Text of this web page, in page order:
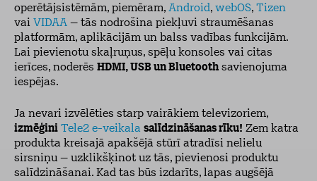
operētājsistēmām, piemēram, Android, webOS, Tizen
vai VIDAA – tās nodrošina piekļuvi straumēšanas
platformām, aplikācijām un balss vadības funkcijām.
Lai pievienotu skaļruņus, spēļu konsoles vai citas
ierīces, noderēs HDMI, USB un Bluetooth savienojuma
iespējas.
Ja nevari izvēlēties starp vairākiem televizoriem,
izmēģini Tele2 e-veikala salīdzināšanas rīku! Zem katra
produkta kreisajā apakšējā stūrī atradīsi nelielu
sirsniņu – uzklikšķinot uz tās, pievienosi produktu
salīdzināšanai. Kad tas būs izdarīts, lapas augšējā